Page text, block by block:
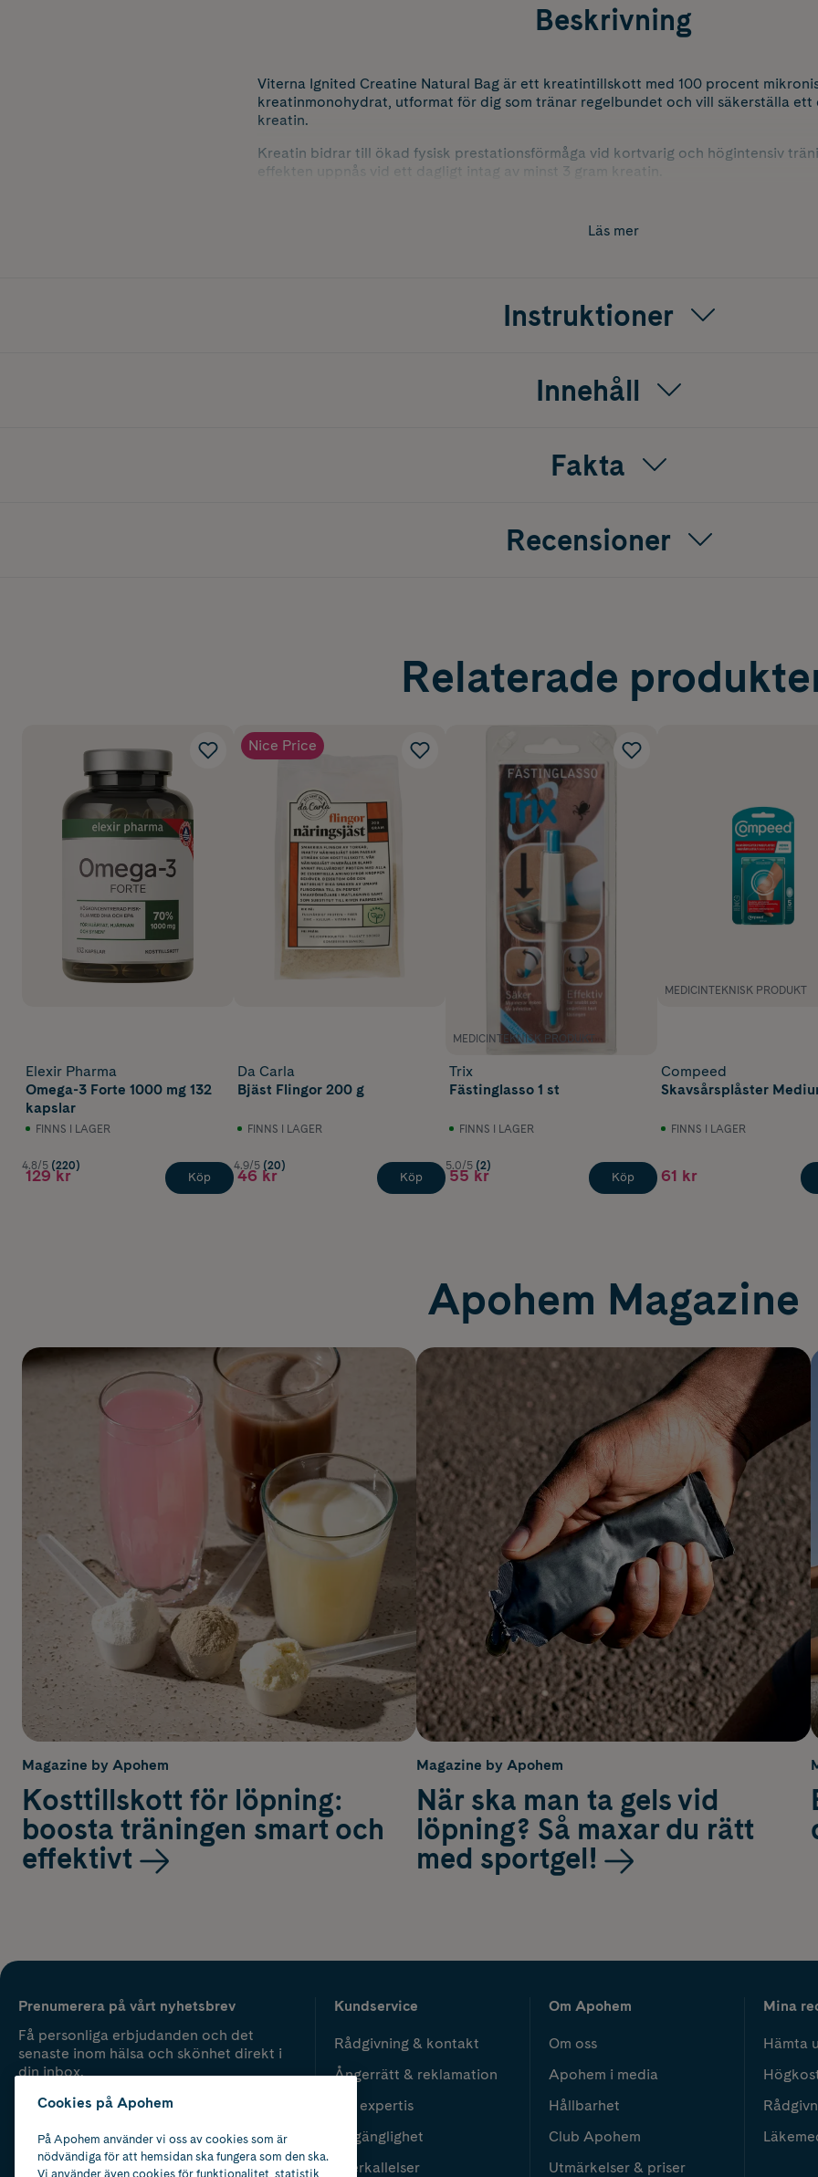
Beskrivning
Viterna Ignited Creatine Natural Bag är ett kreatintillskott med 100 procent
kreatinmonohydrat, utformat för dig som tränar regelbundet och vill säkerställa ett
kreatin.
Kreatin bidrar till ökad fysisk prestationsförmåga vid kortvarig och högintensiv
effekten uppnås vid ett dagligt intag av minst 3 gram kreatin.
Läs mer
Instruktioner
Innehåll
Fakta
Recensioner
Relaterade
Elexir Pharma
Omega-3 Forte 1000 mg 132
kapslar
FINNS I LAGER
4.8/5 (220)
129 kr Köp
Nice Price
Da Carla
Bjäst Flingor 200 g
FINNS I LAGER
4.9/5 (20)
46 kr Köp
MEDICINTEKNISK PRODUKT
Trix
Fästinglasso 1 st
FINNS I LAGER
5.0/5 (2)
55 kr Köp
MEDICINTEKNISK PRODUKT
Compeed
Skavsårsplåster
FINNS I LAGER
61 kr
Apohem Magazine
Magazine by Apohem
Kosttillskott för löpning:
boosta träningen smart och
effektivt
Magazine by Apohem
När ska man ta gels vid
löpning? Så maxar du rätt
med sportgel!
Prenumerera på vårt nyhetsbrev
Få personliga erbjudanden och det
senaste inom hälsa och skönhet direkt i
din inbox.
Kundservice
Rådgivning & kontakt
Ångerrätt & reklamation
Vår expertis
Tillgänglighet
Återkallelser
Om Apohem
Om oss
Apohem i media
Hållbarhet
Club Apohem
Utmärkelser & priser
Mina
Hämta
Cookies på Apohem
På Apohem använder vi oss av cookies som är
nödvändiga för att hemsidan ska fungera som den ska.
Vi använder även cookies för funktionalitet, statistik